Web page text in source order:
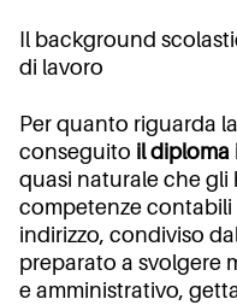
Il background
di lavoro
Per quanto riguarda
conseguito il diploma
quasi naturale che gli
competenze contabili
indirizzo, condiviso
preparato a svolgere
e amministrativo,